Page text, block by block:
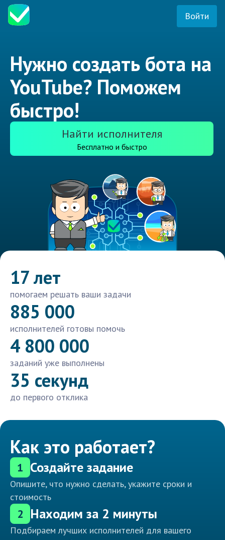
Войти
Нужно создать бота на
YouTube? Поможем
быстро!
Найти исполнителя
Бесплатно и быстро
17 лет
помогаем решать ваши задачи
885 000
исполнителей готовы помочь
4 800 000
заданий уже выполнены
35 секунд
до первого отклика
Как это работает?
1 Создайте задание
Опишите, что нужно сделать, укажите сроки и
стоимость
2 Находим за 2 минуты
Подбираем лучших исполнителей для вашего